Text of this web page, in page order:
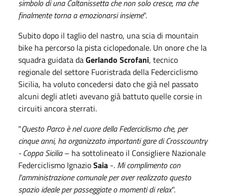
simbolo di una Caltanissetta che non solo cresce, ma che
finalmente torna a emozionarsi insieme".
Subito dopo il taglio del nastro, una scia di mountain
bike ha percorso la pista ciclopedonale. Un onore che la
squadra guidata daGerlando Scrofani, tecnico
regionale del settore Fuoristrada della Federciclismo
Sicilia, ha voluto concedersi dato che già nel passato
alcuni degli atleti avevano già battuto quelle corsie in
circuiti ancora sterrati.
"Questo Parco è nel cuore della Federciclismo che, per
cinque anni, ha organizzato importanti gare di Crosscountry
- Coppa Sicilia– ha sottolineato il Consigliere Nazionale
Federciclismo IgnazioSaia -. Mi complimento con
l'amministrazione comunale per aver realizzato questo
spazio ideale per passeggiate o momenti di relax".